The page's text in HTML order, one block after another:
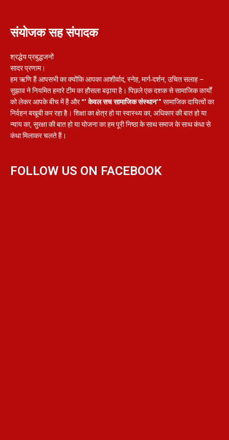
संयोजक सह संपादक
श्रद्धेय प्रबुद्धजनों
सादर प्रणाम।
हम ऋणि हैं आपसभी का क्योंकि आपका आशीर्वाद, स्नेह, मार्ग-दर्शन, उचित सलाह –
सुझाव ने नियमित हमारे टीम का हौसला बढ़ाया है। पिछले एक दशक से सामाजिक कार्यों
को लेकर आपके बीच में हैं और“’ केवल सच सामाजिक संस्थान’” सामाजिक दायित्वों का
निर्वहन बखूबी कर रहा है। शिक्षा का क्षेत्र हो या स्वास्थ्य का, अधिकार की बात हो या
न्याय का, सुरक्षा की बात हो या योजना का हम पूरी निष्ठा के साथ समाज के साथ कंधा से
कंधा मिलाकर चलते हैं।
FOLLOW US ON FACEBOOK